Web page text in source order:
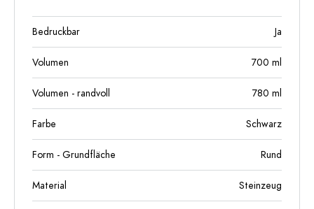
Bedruckbar Ja
Volumen 700 ml
Volumen - randvoll 780 ml
Farbe Schwarz
Form - Grundfläche Rund
Material Steinzeug